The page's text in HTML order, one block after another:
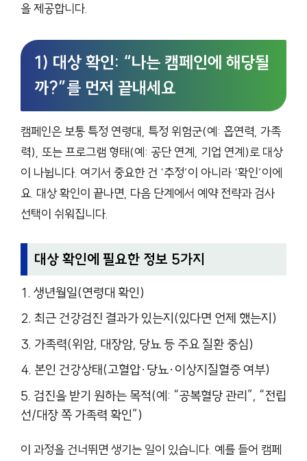
을 제공합니다.
1) 대상 확인: “나는 캠페인에 해당될
까?”를 먼저 끝내세요
캠페인은 보통 특정 연령대, 특정 위험군(예: 흡연력, 가족
력), 또는 프로그램 형태(예: 공단 연계, 기업 연계)로 대상
이 나뉩니다. 여기서 중요한 건 ‘추정’이 아니라 ‘확인’이에
요. 대상 확인이 끝나면, 다음 단계에서 예약 전략과 검사
선택이 쉬워집니다.
대상 확인에 필요한 정보 5가지
생년월일(연령대 확인)
최근 건강검진 결과가 있는지(있다면 언제 했는지)
가족력(위암, 대장암, 당뇨 등 주요 질환 중심)
본인 건강상태(고혈압·당뇨·이상지질혈증 여부)
검진을 받기 원하는 목적(예: “공복혈당 관리”, “전립
선/대장 쪽 가족력 확인”)
이 과정을 건너뛰면 생기는 일이 있습니다. 예를 들어 캠페